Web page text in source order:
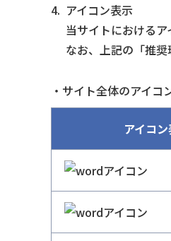
4. アイコン表示
当サイトにおけるア
なお、上記の「推
・サイト全体のアイコ
アイコ